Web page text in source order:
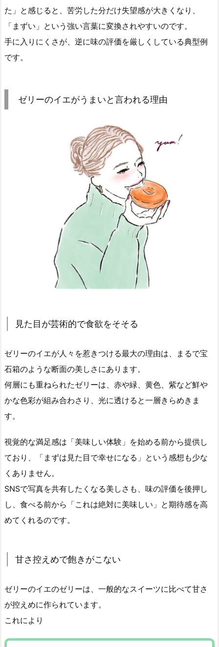
た」と感じると、苦労した分だけ失望感が大きくなり、
「まずい」という強い言葉に変換されやすいのです。
手に入りにくさが、逆に味の評価を厳しくしている典型例
です。
ゼリーのイエがうまいと言われる理由
見た目が芸術的で食欲をそそる
ゼリーのイエが人々を惹きつける最大の理由は、まるで宝
石箱のような断面の美しさにあります。
何層にも重ねられたゼリーは、赤や緑、黄色、紫など鮮や
かな色彩が組み合わさり、光に透けると一層きらめきま
す。
視覚的な満足感は「美味しい体験」を始める前から提供し
ており、「まずは見た目で幸せになる」という感想も少な
くありません。
SNSで写真を共有したくなる美しさも、味の評価を後押し
し、食べる前から「これは絶対に美味しい」と期待感を高
めてくれるのです。
甘さ控えめで飽きがこない
ゼリーのイエのゼリーは、一般的なスイーツに比べて甘さ
が控えめに作られています。
これにより